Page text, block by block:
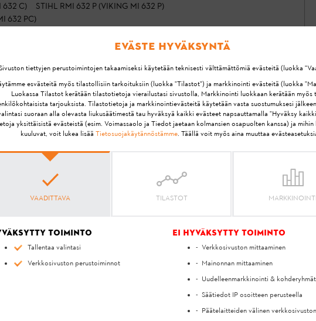
632 C)
STIHL RMI 632 P (VIKING MI 632 P)
632 PC)
200 käyttötunnin välein.
MIELIPITEESI ON MEILLE TÄRKEÄ!
VASTAUKSEN
Eväste hyväksyntä
tiettyjen perustoimintojen takaamiseksi käytetään teknisesti välttämättömiä evästeitä (luokka
esvästeitä myös tilastollisiin tarkoituksiin (luokka "Tilastot") ja markkinointi evästeitä (luokka
Luokassa Tilastot kerätään tilastotietoja vierailustasi sivustolla, Markkinointi luokkaan kerätään myös
tarjouksista. Tilastotietoja ja markkinointievästeitä käytetään vasta suostumuksesi
suoraan alla olevasta liukusäätimestä tau hyväksyä kaikki evästeet napsauttamalla "Hyväksy
yksittäisistä evästeistä (esim. Voimassaolo ja Tiedot jaetaan kolmansien osapuolten kanssa) ja mihin
kuuluvat, voit lukea lisää Tietosuojakäytännöstämme. Täällä voit myös aina muuttaa
VAADITTAVA TILASTOT MARKKINOINTI
toiminto
Tallentaa valintasi
Verkkosivuston perustoiminnot
Ei hyväksytty toiminto
Verkkosivuston mittaaminen
Mainonnan mittaaminen
Uudelleenmarkkinointi & kohderyhmät
Säätiedot IP osoitteen perusteella
Päätelaitteiden välinen